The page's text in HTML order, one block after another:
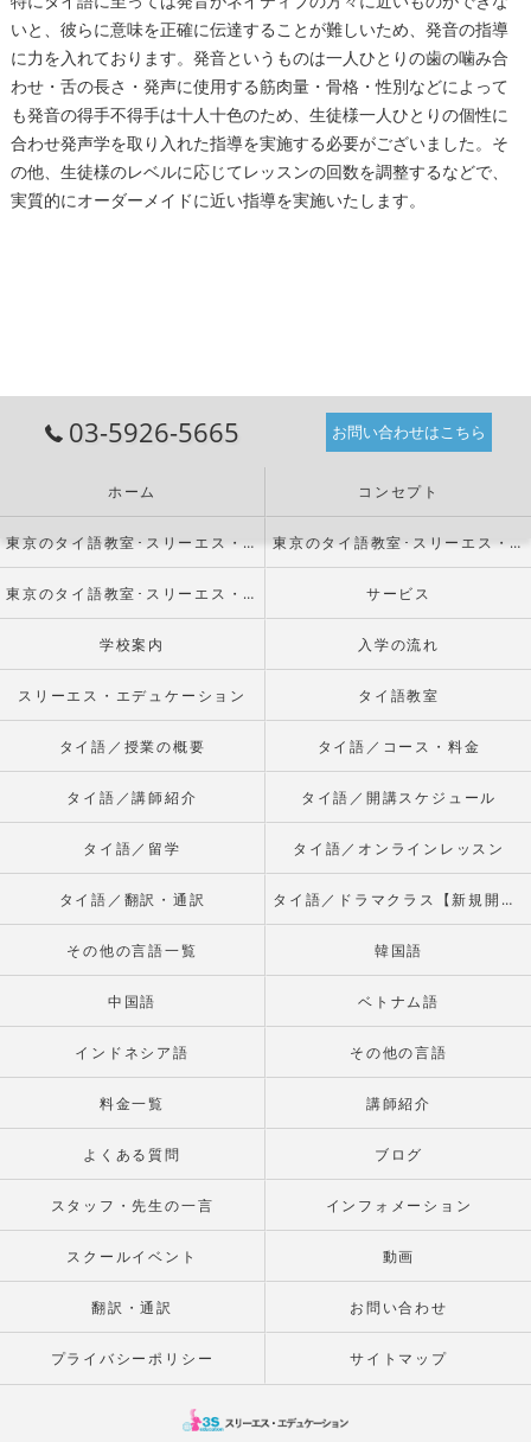
いと、彼らに意味を正確に伝達することが難しいため、発音の指導
に力を入れております。発音というものは一人ひとりの歯の噛み合
わせ・舌の長さ・発声に使用する筋肉量・骨格・性別などによって
も発音の得手不得手は十人十色のため、生徒様一人ひとりの個性に
合わせ発声学を取り入れた指導を実施する必要がございました。そ
の他、生徒様のレベルに応じてレッスンの回数を調整するなどで、
実質的にオーダーメイドに近い指導を実施いたします。
03-5926-5665 お問い合わせはこちら
ホーム コンセプト
東京のタイ語教室･スリーエス・エデュケーションの口コミ情報 東京のタイ語教室･スリーエス・エデュケーションの評判
東京のタイ語教室･スリーエス・エデュケーションのお客様の声 サービス
学校案内 入学の流れ
スリーエス・エデュケーション タイ語教室
タイ語／授業の概要 タイ語／コース・料金
タイ語／講師紹介 タイ語／開講スケジュール
タイ語／留学 タイ語／オンラインレッスン
タイ語／翻訳・通訳 タイ語／ドラマクラス【新規開校】
その他の言語一覧 韓国語
中国語 ベトナム語
インドネシア語 その他の言語
料金一覧 講師紹介
よくある質問 ブログ
スタッフ・先生の一言 インフォメーション
スクールイベント 動画
翻訳・通訳 お問い合わせ
プライバシーポリシー サイトマップ